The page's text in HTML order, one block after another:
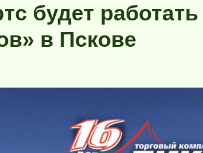
будет
в Пскове